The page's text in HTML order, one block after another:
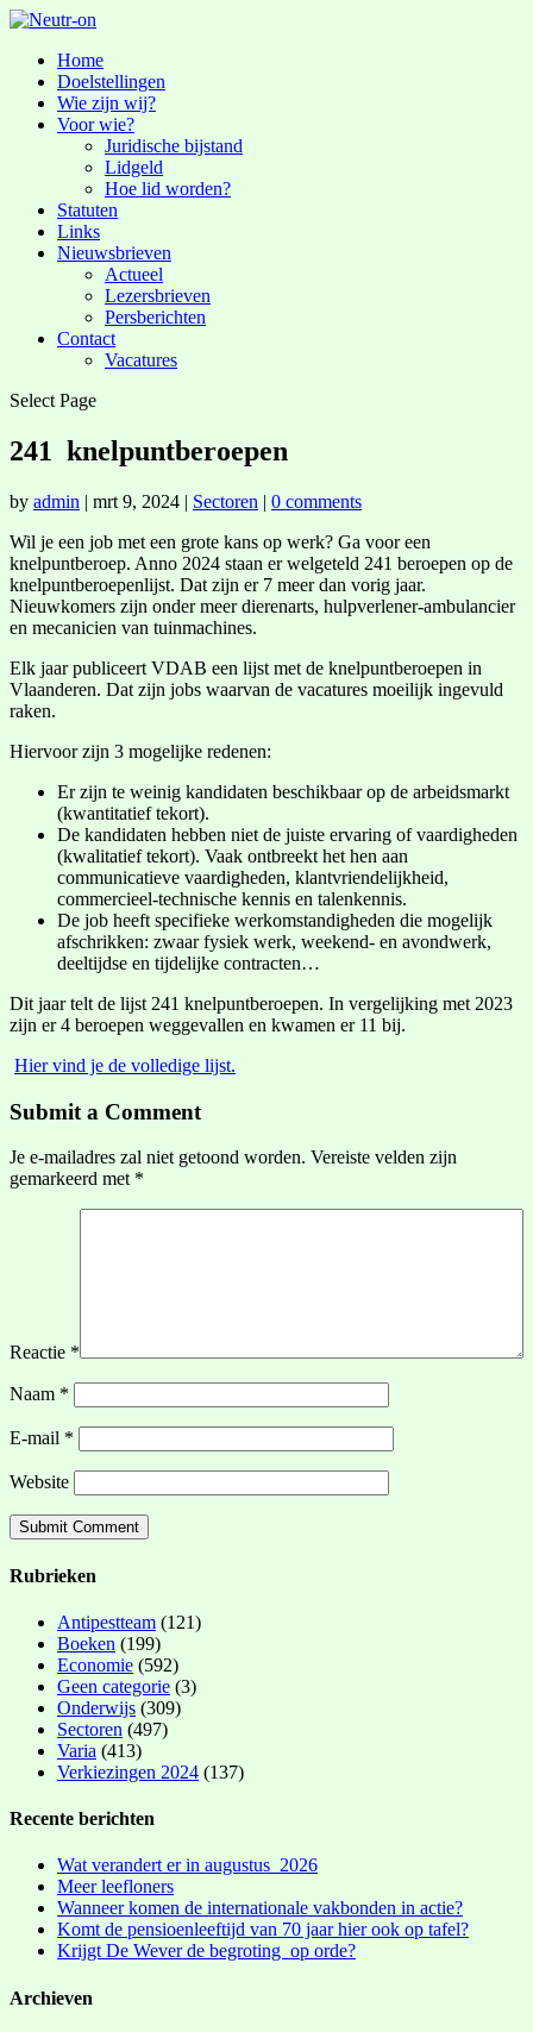
Home
Doelstellingen
Wie zijn wij?
Voor wie?
Juridische bijstand
Lidgeld
Hoe lid worden?
Statuten
Links
Nieuwsbrieven
Actueel
Lezersbrieven
Persberichten
Contact
Vacatures
Select Page
241 knelpuntberoepen
by admin | mrt 9, 2024 | Sectoren | 0 comments
Wil je een job met een grote kans op werk? Ga voor een
knelpuntberoep. Anno 2024 staan er welgeteld 241 beroepen op de
knelpuntberoepenlijst. Dat zijn er 7 meer dan vorig jaar.
Nieuwkomers zijn onder meer dierenarts, hulpverlener-ambulancier
en mecanicien van tuinmachines.
Elk jaar publiceert VDAB een lijst met de knelpuntberoepen in
Vlaanderen. Dat zijn jobs waarvan de vacatures moeilijk ingevuld
raken.
Hiervoor zijn 3 mogelijke redenen:
Er zijn te weinig kandidaten beschikbaar op de arbeidsmarkt
(kwantitatief tekort).
De kandidaten hebben niet de juiste ervaring of vaardigheden
(kwalitatief tekort). Vaak ontbreekt het hen aan
communicatieve vaardigheden, klantvriendelijkheid,
commercieel-technische kennis en talenkennis.
De job heeft specifieke werkomstandigheden die mogelijk
afschrikken: zwaar fysiek werk, weekend- en avondwerk,
deeltijdse en tijdelijke contracten…
Dit jaar telt de lijst 241 knelpuntberoepen. In vergelijking met 2023
zijn er 4 beroepen weggevallen en kwamen er 11 bij.
Hier vind je de volledige lijst.
Submit a Comment
Je e-mailadres zal niet getoond worden. Vereiste velden zijn
gemarkeerd met *
Reactie *
Naam *
E-mail *
Website
Rubrieken
Antipestteam (121)
Boeken (199)
Economie (592)
Geen categorie (3)
Onderwijs (309)
Sectoren (497)
Varia (413)
Verkiezingen 2024 (137)
Recente berichten
Wat verandert er in augustus 2026
Meer leefloners
Wanneer komen de internationale vakbonden in actie?
Komt de pensioenleeftijd van 70 jaar hier ook op tafel?
Krijgt De Wever de begroting op orde?
Archieven